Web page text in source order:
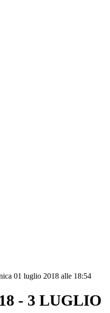
01 luglio 2018 alle 18:54
- 3 LUGLIO